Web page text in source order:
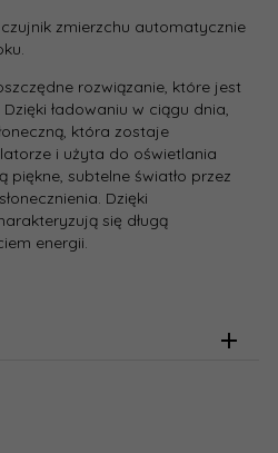
czujnik zmierzchu automatycznie
rozwiązanie, które jest
ładowaniu w ciągu dnia,
która zostaje
i użyta do oświetlania
subtelne światło przez
Dzięki
się długą
energii.